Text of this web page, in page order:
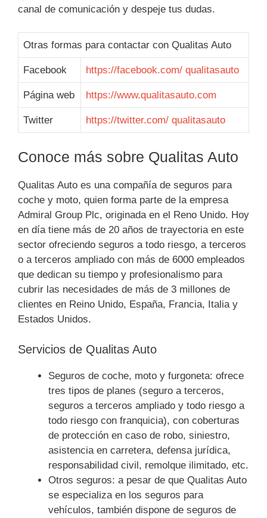
canal de comunicación y despeje tus dudas.
Otras formas para contactar con Qualitas Auto
Facebook https://facebook.com/ qualitasauto
Página web https://www.qualitasauto.com
Twitter https://twitter.com/ qualitasauto
Conoce más sobre Qualitas Auto
Qualitas Auto es una compañía de seguros para
coche y moto, quien forma parte de la empresa
Admiral Group Plc, originada en el Reno Unido. Hoy
en día tiene más de 20 años de trayectoria en este
sector ofreciendo seguros a todo riesgo, a terceros
o a terceros ampliado con más de 6000 empleados
que dedican su tiempo y profesionalismo para
cubrir las necesidades de más de 3 millones de
clientes en Reino Unido, España, Francia, Italia y
Estados Unidos.
Servicios de Qualitas Auto
Seguros de coche, moto y furgoneta: ofrece
tres tipos de planes (seguro a terceros,
seguros a terceros ampliado y todo riesgo a
todo riesgo con franquicia), con coberturas
de protección en caso de robo, siniestro,
asistencia en carretera, defensa jurídica,
responsabilidad civil, remolque ilimitado, etc.
Otros seguros: a pesar de que Qualitas Auto
se especializa en los seguros para
vehículos, también dispone de seguros de